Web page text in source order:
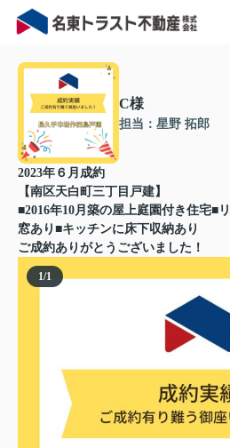
C様
担当：星野 拓郎
2023年６月成約
【南区天白町三丁目戸建】
■2016年10月築の屋上庭園付き住宅■
窓あり■キッチンに床下収納あり
ご成約ありがとうございました！
1/1